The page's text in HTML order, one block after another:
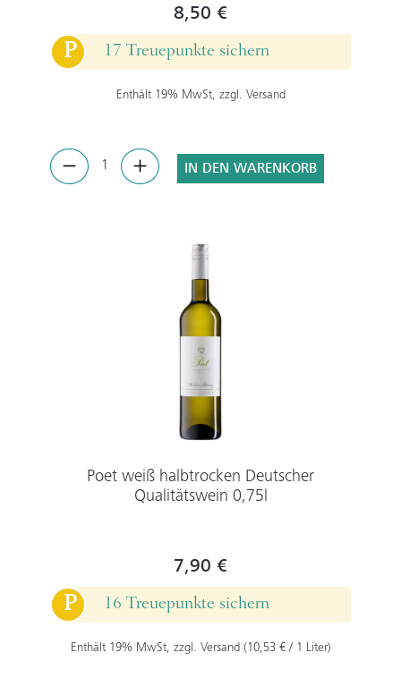
8,50 €
P
17 Treuepunkte sichern
Enthält 19% MwSt, zzgl. Versand
IN DEN WARENKORB
Poet weiß halbtrocken Deutscher
Qualitätswein 0,75l
7,90 €
P
16 Treuepunkte sichern
Enthält 19% MwSt, zzgl. Versand (10,53 € / 1 Liter)